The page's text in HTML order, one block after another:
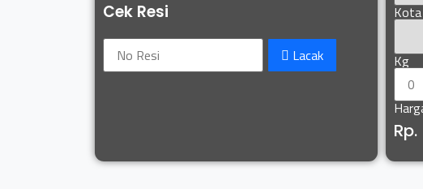
Cek Resi
Lacak Kg
Rp.